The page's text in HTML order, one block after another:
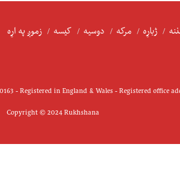
ژباړه مرکه دوسیه کیسه زموږ په اړه
- Registered in England & Wales - Registered office
Copyright © 2024 Rukhshana